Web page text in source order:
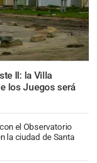
II: la Villa
los Juegos será
el Observatorio
la ciudad de Santa